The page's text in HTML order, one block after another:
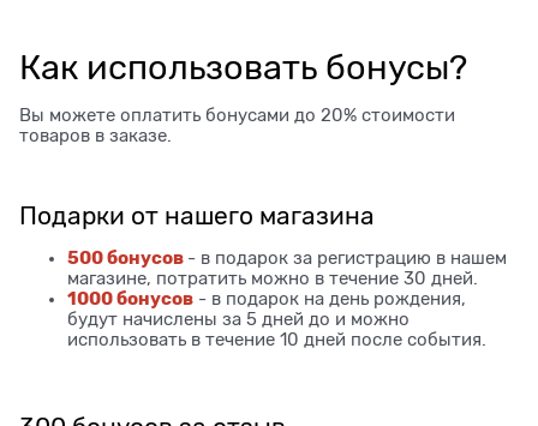
Как использовать бонусы?
Вы можете оплатить бонусами до 20% стоимости
товаров в заказе.
Подарки от нашего магазина
500 бонусов - в подарок за регистрацию в нашем
магазине, потратить можно в течение 30 дней.
1000 бонусов - в подарок на день рождения,
будут начислены за 5 дней до и можно
использовать в течение 10 дней после события.